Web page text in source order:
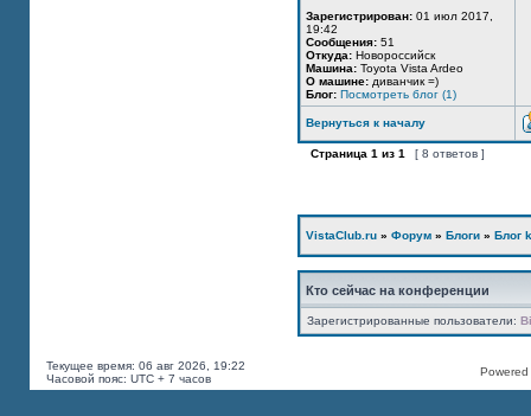
Зарегистрирован: 01 июл 2017,
19:42
Сообщения: 51
Откуда: Новороссийск
Машина: Toyota Vista Ardeo
О машине: диванчик =)
Блог: Посмотреть блог (1)
Вернуться к началу
Страница 1 из 1 [ 8 ответов ]
VistaClub.ru » Форум » Блоги » Блог
Кто сейчас на конференции
Зарегистрированные пользователи:
Текущее время: 06 авг 2026, 19:22
Часовой пояс: UTC + 7 часов